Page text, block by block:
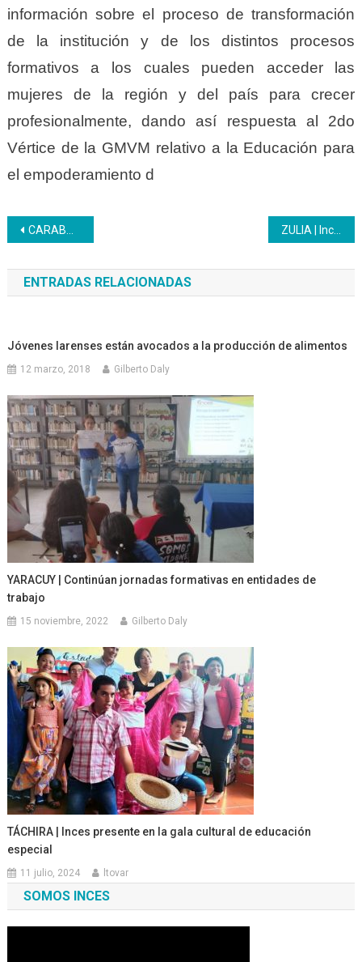
información sobre el proceso de transformación
de la institución y de los distintos procesos
formativos a los cuales pueden acceder las
mujeres de la región y del país para crecer
profesionalmente, dando así respuesta al 2do
Vértice de la GMVM relativo a la Educación para
el empoderamiento d
Navegación
de
entradas
CARABOBO | Inces consigue una alianza estratégica con la Secretaría de Desarrollo Social ZULIA | Inces empoderó a 35 080 mujeres a través de la formación técnica
ENTRADAS RELACIONADAS
Jóvenes larenses están avocados a la producción de alimentos
12 marzo, 2018 Gilberto Daly
YARACUY | Continúan jornadas formativas en entidades de
trabajo
15 noviembre, 2022 Gilberto Daly
TÁCHIRA | Inces presente en la gala cultural de educación
especial
11 julio, 2024 ltovar
SOMOS INCES